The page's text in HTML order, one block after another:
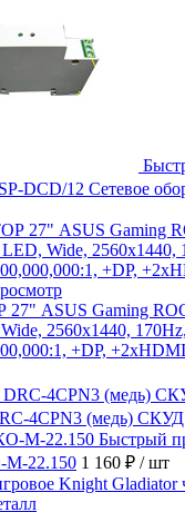
DCD/12 Сетевое
ASUS Gaming
2560x1440,
+DP,
4CPN3 (медь) СКУД
Быстрый
22.150 1 160 ₽ / шт